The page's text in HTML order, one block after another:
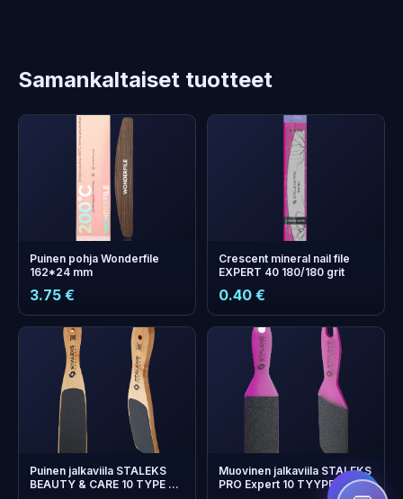
Samankaltaiset tuotteet
Puinen pohja Wonderfile
162*24 mm
3.75 €
Crescent mineral nail file
EXPERT 40 180/180 grit
0.40 €
Puinen jalkaviila STALEKS
BEAUTY & CARE 10 TYPE 2
Muovinen jalkaviila STALEKS
PRO Expert 10 TYYPPI 1
+ bonus points
Collect and save on your